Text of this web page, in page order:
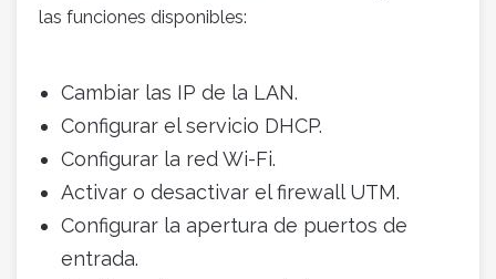
las funciones disponibles:
Cambiar las IP de la LAN.
Configurar el servicio DHCP.
Configurar la red Wi-Fi.
Activar o desactivar el firewall UTM.
Configurar la apertura de puertos de
entrada.